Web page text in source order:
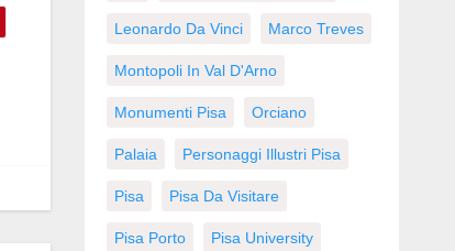
Leonardo Da Vinci Marco Treves
Montopoli In Val D'Arno
Monumenti Pisa Orciano
Palaia Personaggi Illustri Pisa
Pisa Pisa Da Visitare
Pisa Porto Pisa University